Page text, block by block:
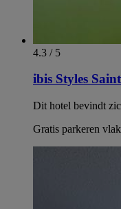
4.3 / 5
ibis Styles
Dit hotel bevindt
Gratis parkeren